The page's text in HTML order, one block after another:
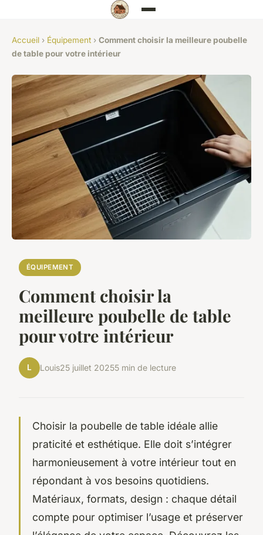
Accueil › Équipement › Comment choisir la meilleure poubelle
de table pour votre intérieur
ÉQUIPEMENT
Comment choisir la
meilleure poubelle de table
pour votre intérieur
L Louis25 juillet 20255 min de lecture
Choisir la poubelle de table idéale allie
praticité et esthétique. Elle doit s’intégrer
harmonieusement à votre intérieur tout en
répondant à vos besoins quotidiens.
Matériaux, formats, design : chaque détail
compte pour optimiser l’usage et préserver